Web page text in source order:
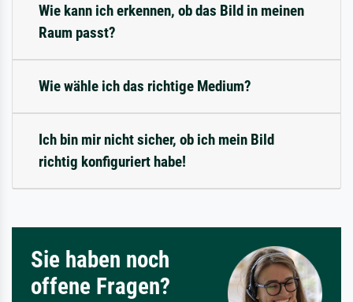
Wie kann ich erkennen, ob das Bild in meinen
Raum passt?
Wie wähle ich das richtige Medium?
Ich bin mir nicht sicher, ob ich mein Bild
richtig konfiguriert habe!
Sie haben noch
offene Fragen?